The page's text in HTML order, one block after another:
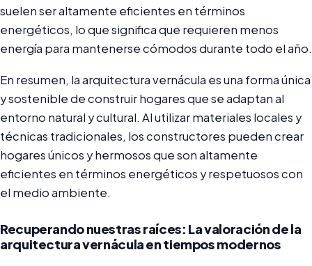
suelen ser altamente eficientes en términos
energéticos, lo que significa que requieren menos
energía para mantenerse cómodos durante todo el año.
En resumen, la arquitectura vernácula es una forma única
y sostenible de construir hogares que se adaptan al
entorno natural y cultural. Al utilizar materiales locales y
técnicas tradicionales, los constructores pueden crear
hogares únicos y hermosos que son altamente
eficientes en términos energéticos y respetuosos con
el medio ambiente.
Recuperando nuestras raíces: La valoración de la
arquitectura vernácula en tiempos modernos